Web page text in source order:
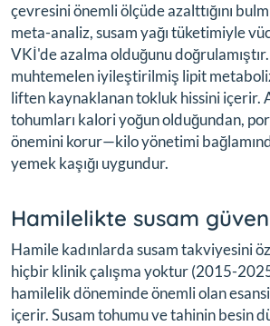
çevresini önemli ölçüde azalttığını
meta-analiz, susam yağı tüketimiyle
VKİ'de azalma olduğunu
muhtemelen iyileştirilmiş lipit
liften kaynaklanan tokluk hissini içerir.
tohumları kalori yoğun olduğundan,
önemini korur—kilo yönetimi
yemek kaşığı uygundur.
Hamilelikte susam
Hamile kadınlarda susam takviyesini
hiçbir klinik çalışma yoktur (2015-
hamilelik döneminde önemli olan
içerir. Susam tohumu ve tahinin besin